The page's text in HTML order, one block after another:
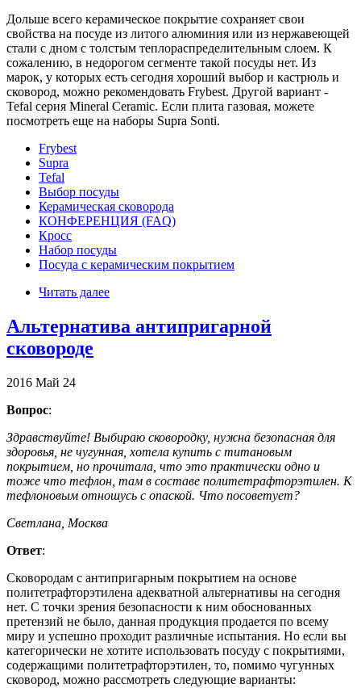
Дольше всего керамическое покрытие сохраняет свои
свойства на посуде из литого алюминия или из нержавеющей
стали с дном с толстым теплораспределительным слоем. К
сожалению, в недорогом сегменте такой посуды нет. Из
марок, у которых есть сегодня хороший выбор и кастрюль и
сковород, можно рекомендовать Frybest. Другой вариант -
Tefal серия Mineral Ceramic. Если плита газовая, можете
посмотреть еще на наборы Supra Sonti.
Frybest
Supra
Tefal
Выбор посуды
Керамическая сковорода
КОНФЕРЕНЦИЯ (FAQ)
Кросс
Набор посуды
Посуда с керамическим покрытием
Читать далее
Альтернатива антипригарной
сковороде
2016 Май 24
Вопрос:
Здравствуйте! Выбираю сковородку, нужна безопасная для
здоровья, не чугунная, хотела купить с титановым
покрытием, но прочитала, что это практически одно и
тоже что тефлон, там в составе политетрафторэтилен. К
тефлоновым отношусь с опаской. Что посоветует?
Светлана, Москва
Ответ:
Сковородам с антипригарным покрытием на основе
политетрафторэтилена адекватной альтернативы на сегодня
нет. С точки зрения безопасности к ним обоснованных
претензий не было, данная продукция продается по всему
миру и успешно проходит различные испытания. Но если вы
категорически не хотите использовать посуду с покрытиями,
содержащими политетрафторэтилен, то, помимо чугунных
сковород, можно рассмотреть следующие варианты: